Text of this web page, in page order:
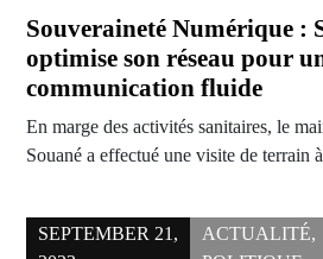
Souveraineté Numérique :
optimise son réseau pour
communication fluide
En marge des activités sanitaires, le
Souané a effectué une visite de
SEPTEMBER 21,
ACTUALITÉ,